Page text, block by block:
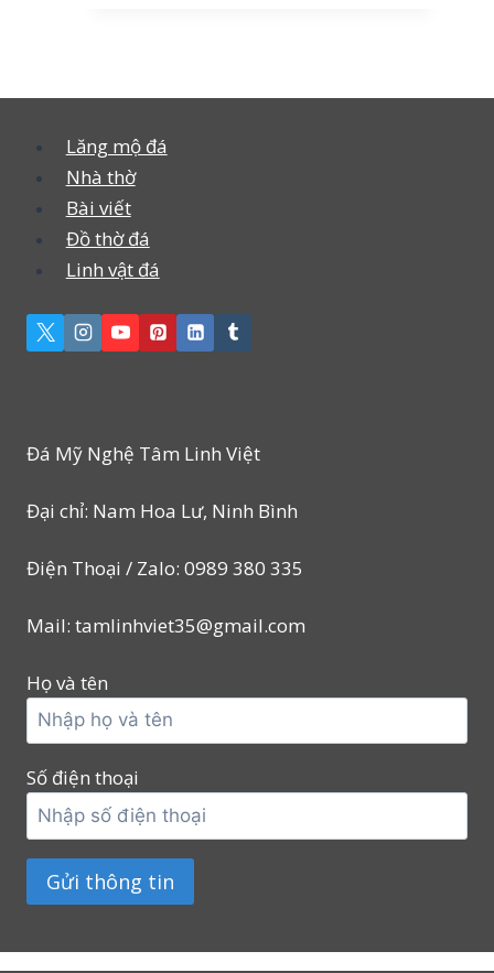
Lăng mộ đá
Nhà thờ
Bài viết
Đồ thờ đá
Linh vật đá
Đá Mỹ Nghệ Tâm Linh Việt
Đại chỉ: Nam Hoa Lư, Ninh Bình
Điện Thoại / Zalo: 0989 380 335
Mail: tamlinhviet35@gmail.com
Họ và tên
Số điện thoại